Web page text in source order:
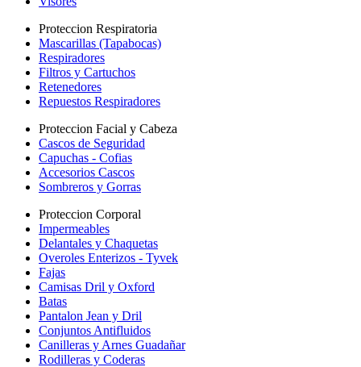
Proteccion Respiratoria
Mascarillas (Tapabocas)
Respiradores
Filtros y Cartuchos
Retenedores
Repuestos Respiradores
Proteccion Facial y Cabeza
Cascos de Seguridad
Capuchas - Cofias
Accesorios Cascos
Sombreros y Gorras
Proteccion Corporal
Impermeables
Delantales y Chaquetas
Overoles Enterizos - Tyvek
Fajas
Camisas Dril y Oxford
Batas
Pantalon Jean y Dril
Conjuntos Antifluidos
Canilleras y Arnes Guadañar
Rodilleras y Coderas